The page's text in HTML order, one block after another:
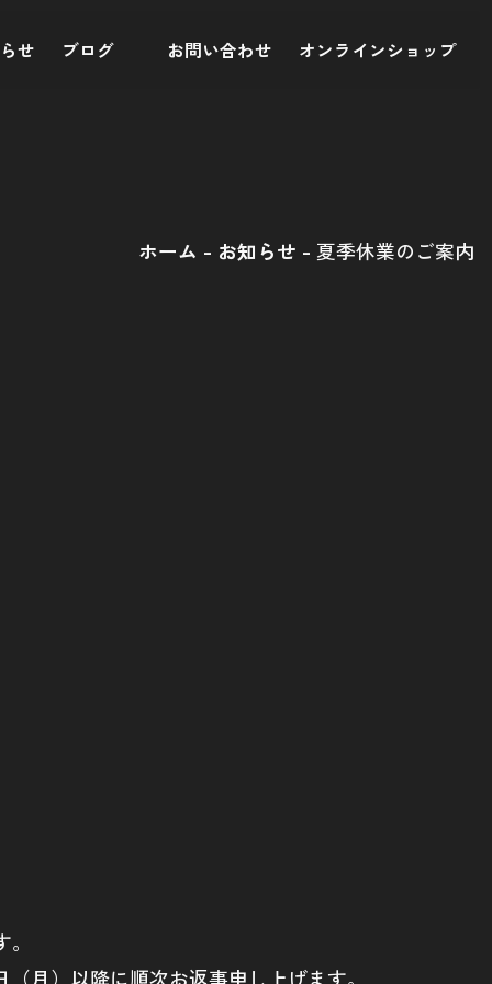
せ ブログ お問い合わせ オンラインショップ
ホーム お知らせ 夏季休業のご案内
月）以降に順次お返事申し上げます。